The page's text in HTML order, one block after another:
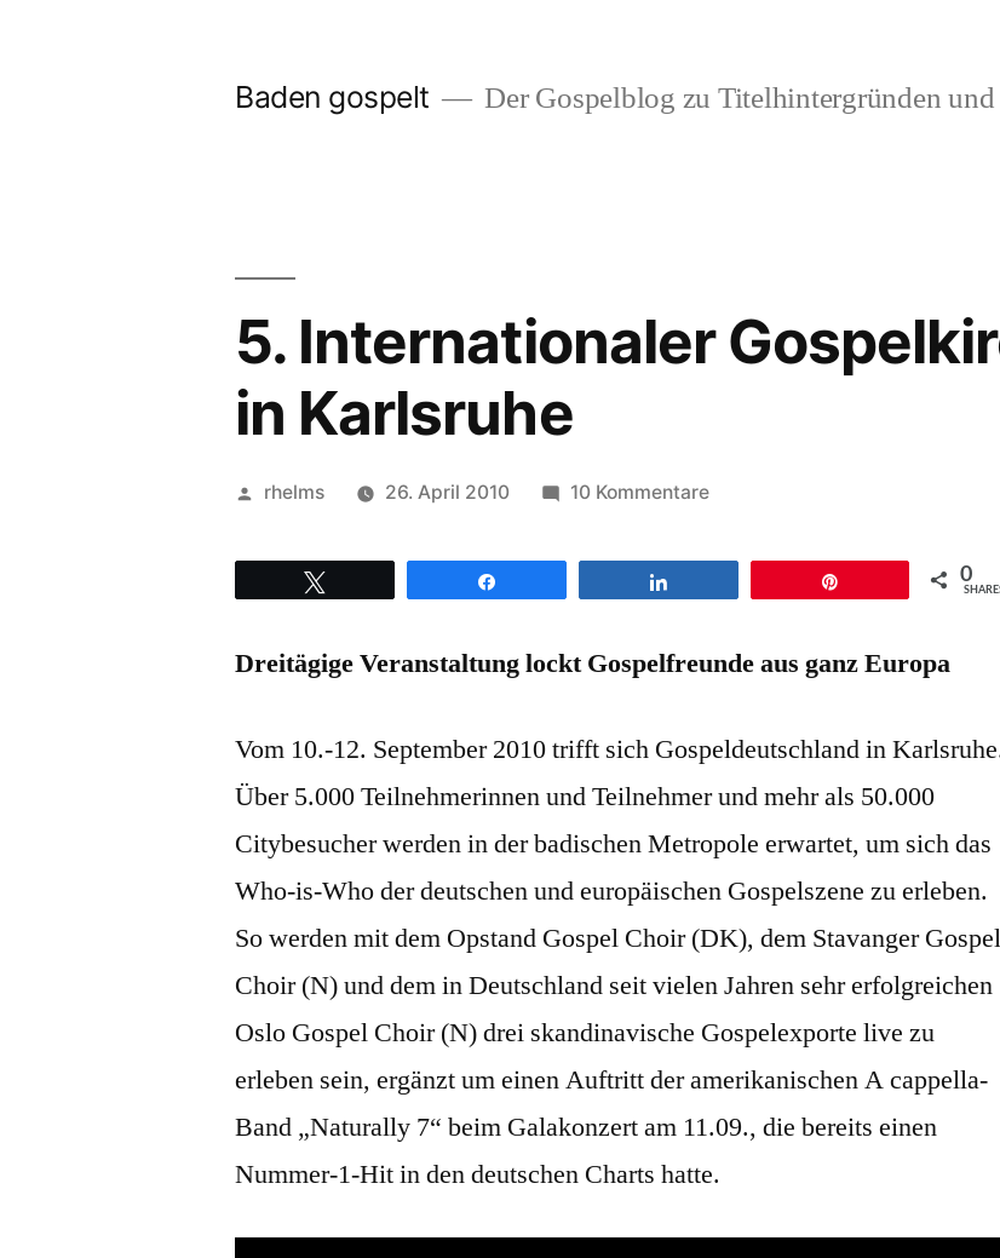
Baden gospelt Der Gospelblog zu Titelhintergründen
5. Internationaler
in Karlsruhe
Veröffentlicht
rhelms 26. April 2010 10 Kommentarezu
Internationaler
Gospelkirchentag
in
0
Dreitägige Veranstaltung lockt Gospelfreunde aus ganz Europa
Vom 10.-12. September 2010 trifft sich Gospeldeutschland in
Über 5.000 Teilnehmerinnen und Teilnehmer und mehr als 50.000
Citybesucher werden in der badischen Metropole erwartet, um sich das
Who-is-Who der deutschen und europäischen Gospelszene zu erleben.
So werden mit dem Opstand Gospel Choir (DK), dem Stavanger Gospel
Choir (N) und dem in Deutschland seit vielen Jahren sehr erfolgreichen
Oslo Gospel Choir (N) drei skandinavische Gospelexporte live zu
erleben sein, ergänzt um einen Auftritt der amerikanischen A cappella-
Band „Naturally 7“ beim Galakonzert am 11.09., die bereits einen
Nummer-1-Hit in den deutschen Charts hatte.